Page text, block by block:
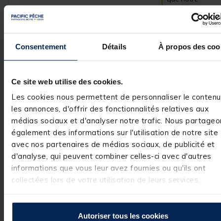
Consentement Détails À propos des
Ce site web utilise des cookies.
Les cookies nous permettent de personnaliser le
les annonces, d'offrir des fonctionnalités relatives aux
médias sociaux et d'analyser notre trafic. Nous
également des informations sur l'utilisation de notre site
avec nos partenaires de médias sociaux, de publicité et
d'analyse, qui peuvent combiner celles-ci avec d'autres
informations que vous leur avez fournies ou qu'ils ont
collectées lors de votre utilisation de leurs services.
Autoriser tous les cookies
produit ait
répondu à vos
attentes.
L'équipe Pacific
Avis vérifié
Bien
Avis du 24/06/2024 ,
expérience du24/05/2024
Utile(0) Signaler
beaucoup de